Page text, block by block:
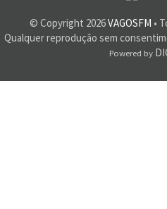
© Copyright 2026VAGOSFM •
Qualquer reprodução sem
Powered by